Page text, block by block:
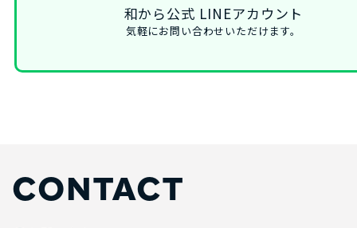
和から公式 LINEアカウント
気軽にお問い合わせいただけます。
CONTACT